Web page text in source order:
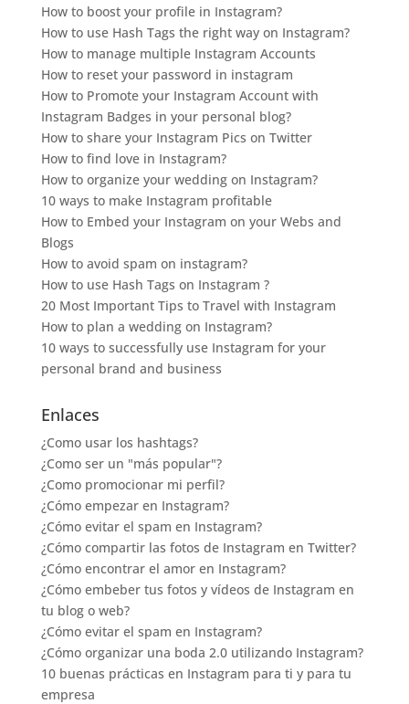
How to boost your profile in Instagram?
How to use Hash Tags the right way on Instagram?
How to manage multiple Instagram Accounts
How to reset your password in instagram
How to Promote your Instagram Account with
Instagram Badges in your personal blog?
How to share your Instagram Pics on Twitter
How to find love in Instagram?
How to organize your wedding on Instagram?
10 ways to make Instagram profitable
How to Embed your Instagram on your Webs and
Blogs
How to avoid spam on instagram?
How to use Hash Tags on Instagram ?
20 Most Important Tips to Travel with Instagram
How to plan a wedding on Instagram?
10 ways to successfully use Instagram for your
personal brand and business
Enlaces
¿Como usar los hashtags?
¿Como ser un "más popular"?
¿Como promocionar mi perfil?
¿Cómo empezar en Instagram?
¿Cómo evitar el spam en Instagram?
¿Cómo compartir las fotos de Instagram en Twitter?
¿Cómo encontrar el amor en Instagram?
¿Cómo embeber tus fotos y vídeos de Instagram en
tu blog o web?
¿Cómo evitar el spam en Instagram?
¿Cómo organizar una boda 2.0 utilizando Instagram?
10 buenas prácticas en Instagram para ti y para tu
empresa